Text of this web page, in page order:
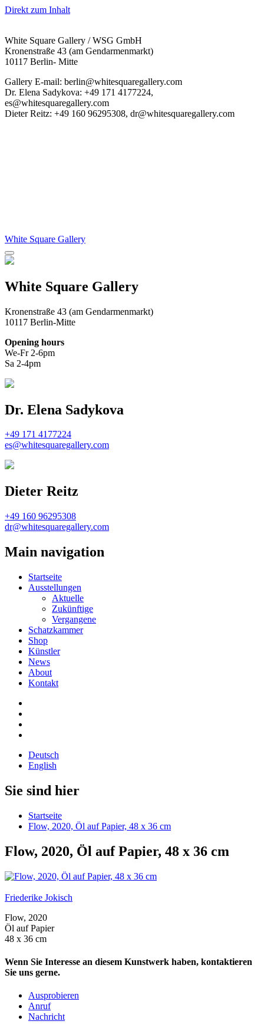
Direkt zum Inhalt
White Square Gallery / WSG GmbH
Kronenstraße 43 (am Gendarmenmarkt)
10117 Berlin- Mitte
Gallery E-mail: berlin@whitesquaregallery.com
Dr. Elena Sadykova: +49 171 4177224,
es@whitesquaregallery.com
Dieter Reitz: +49 160 96295308, dr@whitesquaregallery.com
White Square Gallery
White Square Gallery
Kronenstraße 43 (am Gendarmenmarkt)
10117 Berlin-Mitte
Opening hours
We-Fr 2-6pm
Sa 2-4pm
Dr. Elena Sadykova
+49 171 4177224
es@whitesquaregallery.com
Dieter Reitz
+49 160 96295308
dr@whitesquaregallery.com
Main navigation
Startseite
Ausstellungen
Aktuelle
Zukünftige
Vergangene
Schatzkammer
Shop
Künstler
News
About
Kontakt
Deutsch
English
Sie sind hier
Startseite
Flow, 2020, Öl auf Papier, 48 x 36 cm
Flow, 2020, Öl auf Papier, 48 x 36 cm
Friederike Jokisch
Flow, 2020
Öl auf Papier
48 x 36 cm
Wenn Sie Interesse an diesem Kunstwerk haben, kontaktieren
Sie uns gerne.
Ausprobieren
Anruf
Nachricht